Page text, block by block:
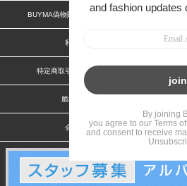
BUYMA偽物販売防止の取り組み
利用規約
特定商取引法に関する表記
脆弱性報告
会社案内